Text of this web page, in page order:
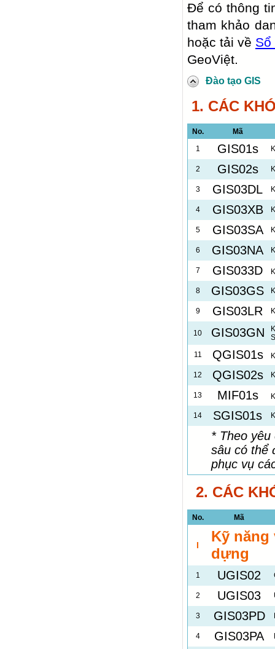
Để có thông
tham khảo
hoặc tải về Sổ
GeoViệt.
Đào tạo GIS
1. CÁC
No.
Mã
1
GIS01s
2 GIS02s
3 GIS03DL
4 GIS03XB
5 GIS03SA
6 GIS03NA
7 GIS033D
8 GIS03GS
9 GIS03LR
10 GIS03GN
11
QGIS01s
12 QGIS02s
13 MIF01s
14 SGIS01s
* Theo
sâu có thể
phục vụ
2. CÁC
No. Mã
I
Kỹ năng
dựng
1 UGIS02
2 UGIS03
3 GIS03PD
4 GIS03PA